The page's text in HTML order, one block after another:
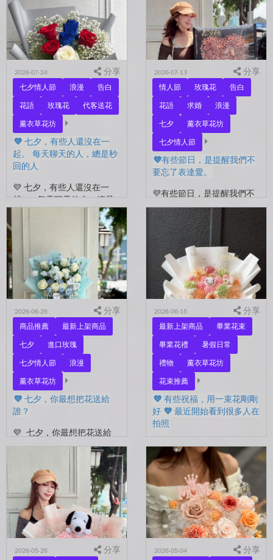
2026-07-24 分享
七夕情人節 浪漫
告白
花語
玫瑰花
代客送花
薰衣草花坊
💜 七夕，有些人還沒在一
起。 每天聊天的人，總是秒
回的人
💜 七夕，有些人還沒在一
起。 每天聊天的人，總是
秒回的人， 會記得你愛喝什
麼、喜歡什麼的人。 你們
沒有說過喜歡，卻早已習慣
彼此存在。 七夕快到...
2026-07-13 分享
情人節 玫瑰花
告白
花語
求婚
浪漫
七夕
薰衣草花坊
七夕情人節
💜有些節日，是提醒我們不
要忘了表達愛。
💜有些節日，是提醒我們不
要忘了表達愛。 平常的日
子，總是忙著工作、忙著生
活。 那些想說的謝謝、想
說的辛苦了、想說的我愛
你。 常常就這樣，留到了
下...
2026-06-26 分享
商品推薦
最新上架商品
七夕
進口玫瑰
七夕情人節
浪漫
薰衣草花坊
💜 七夕，你最想把花送給
誰？
💜 七夕，你最想把花送給
誰？ 是陪你走過每一天的
另一半，是一直默默支持你
的家人，還是那個努力生活
的自己？ 花，不一定要等
到特別的人才能收到。...
2026-06-15 分享
最新上架商品
畢業花束
畢業花禮
暑假日常
禮物
薰衣草花坊
花束推薦
💜 有些祝福，用一束花剛剛
好 💜 最近開始看到很多人在
拍照
💜 有些祝福，用一束花剛剛
好 💜 最近開始看到很多人
在拍照📷 穿著學士服、抱著
花束，笑著紀錄這段重要的
時光🤍 一路走到現在，一
定有很多不容易。 熬過考
試...
2026-05-26 分享 2026-05-04 分享